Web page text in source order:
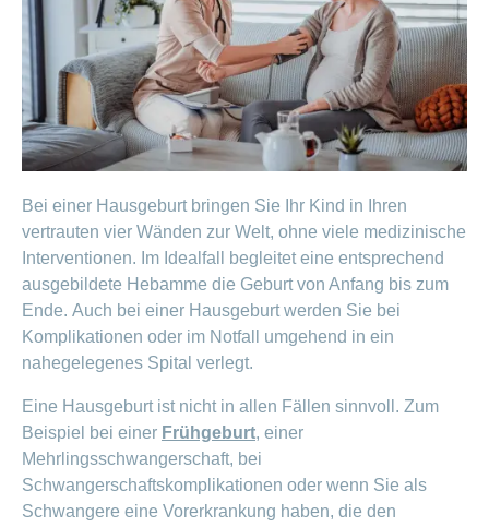
Bei einer Hausgeburt bringen Sie Ihr Kind in Ihren
vertrauten vier Wänden zur Welt, ohne viele medizinische
Interventionen. Im Idealfall begleitet eine entsprechend
ausgebildete Hebamme die Geburt von Anfang bis zum
Ende. Auch bei einer Hausgeburt werden Sie bei
Komplikationen oder im Notfall umgehend in ein
nahegelegenes Spital verlegt.
Eine Hausgeburt ist nicht in allen Fällen sinnvoll. Zum
Beispiel bei einer Frühgeburt, einer
Mehrlingsschwangerschaft, bei
Schwangerschaftskomplikationen oder wenn Sie als
Schwangere eine Vorerkrankung haben, die den